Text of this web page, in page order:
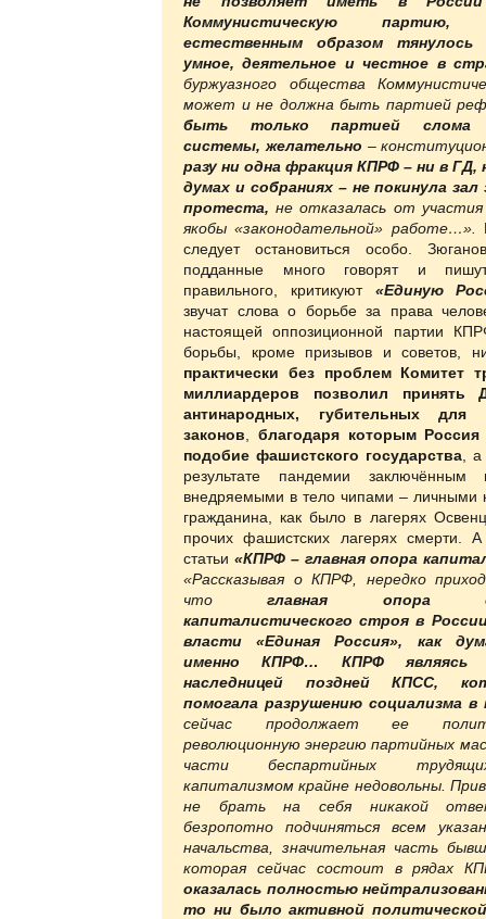
Коммунистическую
естественным образом
умное, деятельное и честное в
буржуазного общества
может и не должна быть партией
быть только партией слома
системы, желательно –
разу ни одна фракция КПРФ – ни в ГД,
думах и собраниях – не покинула зал
протеста,не отказалась от
якобы «законодательной» работе…».
следует остановиться особо.
подданные много говорят и пишут
правильного, критикуют «Единую
звучат слова о борьбе за права
настоящей оппозиционной партии
борьбы, кроме призывов и советов,
практически без проблем Комитет
миллиардеров позволил принять
антинародных, губительных для
законов
благодаря которым
подобие фашистского государства ,
результате пандемии
внедряемыми в тело чипами – личными
гражданина, как было в лагерях
прочих фашистских лагерях смерти.
статьи «КПРФ – главная опора
«Рассказывая о КПРФ, нередко
чтоглавная опора
капиталистического строя в
власти «Единая Россия», как
именно КПРФ…
КПРФ являясь
наследницей поздней КПСС,
помогала разрушению социализма в
сейчас продолжает ее
революционную энергию партийных
части беспартийных
капитализмом крайне недовольны.
не брать на себя никакой
безропотно подчиняться всем
начальства, значительная часть
которая сейчас состоит в рядах
оказалась полностью
то ни было активной